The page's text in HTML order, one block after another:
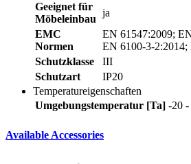
Geeignet für
Möbeleinbau
ja
EMC
Normen
EN 61547:2009;
EN 6100-3-
Schutzklasse
III
Schutzart
IP20
Temperatureigenschaften
Umgebungstemperatur [Ta] -20 -
Available Accessories